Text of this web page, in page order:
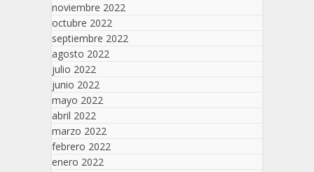
noviembre 2022
octubre 2022
septiembre 2022
agosto 2022
julio 2022
junio 2022
mayo 2022
abril 2022
marzo 2022
febrero 2022
enero 2022